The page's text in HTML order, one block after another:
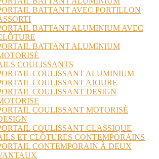
BATTANT AVEC PORTILLON
BATTANT ALUMINIUM AVEC
BATTANT ALUMINIUM
COULISSANTS
COULISSANT ALUMINIUM
COULISSANT AJOURE
COULISSANT DESIGN
COULISSANT MOTORISÉ
COULISSANT CLASSIQUE
ET CLÔTURES CONTEMPORAINS
CONTEMPORAIN À DEUX